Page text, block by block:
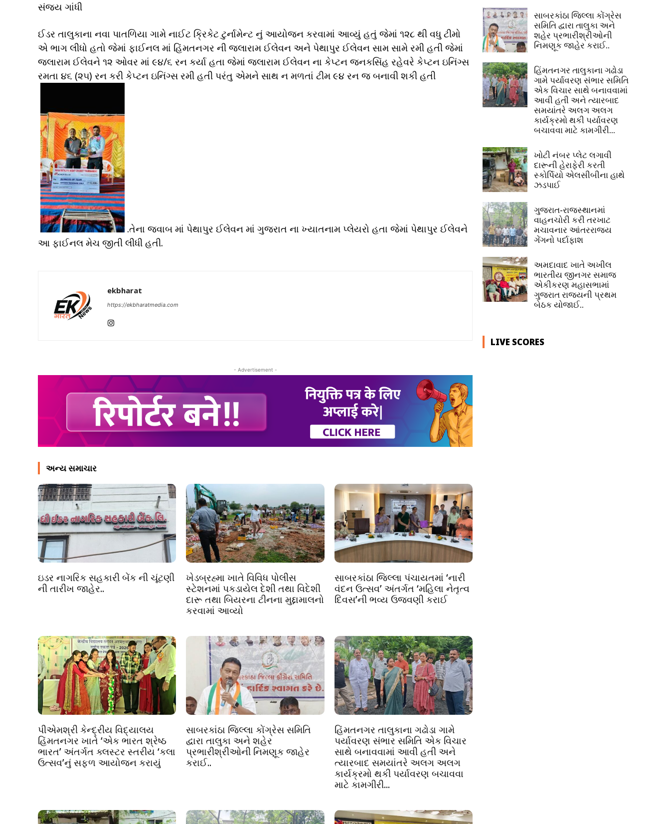
સંજય ગાંધી
ઈડર તાલુકાના નવા પાતળિયા ગામે નાઈટ ક્રિકેટ ટુર્નામેન્ટ નું આયોજન કરવામાં આવ્યું હતું જેમાં ૧૨૮ થી વધુ ટીમો
એ ભાગ લીધો હતો જેમાં ફાઈનલ માં હિંમતનગર ની જલારામ ઈલેવન અને પેથાપુર ઈલેવન સામ સામે રમી હતી જેમાં
જલારામ ઈલેવને ૧૨ ઓવર માં ૯૪/૬ રન કર્યા હતા જેમાં જલારામ ઈલેવન ના કેપ્ટન જનકસિંહ રહેવરે કેપ્ટન ઇનિંગ્સ
રમતા ૪૬ (૨૫) રન કરી કેપ્ટન ઇનિંગ્સ રમી હતી પરંતુ એમને સાથ ન મળતાં ટીમ ૯૪ રન જ બનાવી શકી હતી
.તેના જવાબ માં પેથાપુર ઈલેવન માં ગુજરાત ના ખ્યાતનામ પ્લેયરો હતા જેમાં પેથાપુર ઈલેવને
આ ફાઈનલ મેચ જીતી લીધી હતી.
ekbharat
https://ekbharatmedia.com
- Advertisement -
અન્ય સમાચાર
ઇડર નાગરિક સહકારી બેંક ની ચૂંટણી
ની તારીખ જાહેર..
ખેડબ્રહ્મા ખાતે વિવિધ પોલીસ
સ્ટેશનમાં પકડાયેલ દેશી તથા વિદેશી
દારૂ તથા બિયરના ટીનના મુદ્દામાલનો
કરવામાં આવ્યો
સાબરકાંઠા જિલ્લા પંચાયતમાં ‘નારી
વંદન ઉત્સવ’ અંતર્ગત ‘મહિલા નેતૃત્વ
દિવસ’ની ભવ્ય ઉજવણી કરાઈ
પીએમશ્રી કેન્દ્રીય વિદ્યાલય
હિંમતનગર ખાતે ‘એક ભારત શ્રેષ્ઠ
ભારત’ અંતર્ગત ક્લસ્ટર સ્તરીય ‘કલા
ઉત્સવ’નું સફળ આયોજન કરાયું
સાબરકાંઠા જિલ્લા કોંગ્રેસ સમિતિ
દ્વારા તાલુકા અને શહેર
પ્રભારીશ્રીઓની નિમણૂક જાહેર
કરાઈ..
હિંમતનગર તાલુકાના ગઢોડા ગામે
પર્યાવરણ સંભાર સમિતિ એક વિચાર
સાથે બનાવવામાં આવી હતી અને
ત્યારબાદ સમયાંતરે અલગ અલગ
કાર્યક્રમો થકી પર્યાવરણ બચાવવા
માટે કામગીરી...
સાબરકાંઠા જિલ્લા કોંગ્રેસ
સમિતિ દ્વારા તાલુકા અને
શહેર પ્રભારીશ્રીઓની
નિમણૂક જાહેર કરાઈ..
હિંમતનગર તાલુકાના ગઢોડા
ગામે પર્યાવરણ સંભાર સમિતિ
એક વિચાર સાથે બનાવવામાં
આવી હતી અને ત્યારબાદ
સમયાંતરે અલગ અલગ
કાર્યક્રમો થકી પર્યાવરણ
બચાવવા માટે કામગીરી...
ખોટી નંબર પ્લેટ લગાવી
દારૂની હેરાફેરી કરતી
સ્કોર્પિયો એલસીબીના હાથે
ઝડપાઈ
ગુજરાત-રાજસ્થાનમાં
વાહનચોરી કરી તરખાટ
મચાવનાર આંતરરાજ્ય
ગેંગનો પર્દાફાશ
અમદાવાદ ખાતે અખીલ
ભારતીય જીનગર સમાજ
એકીકરણ મહાસભામાં
ગુજરાત રાજ્યની પ્રથમ
બેઠક યોજાઈ..
LIVE SCORES